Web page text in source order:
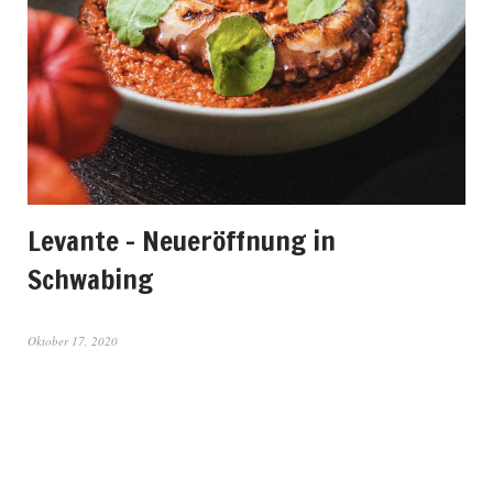
Levante – Neueröffnung in
Schwabing
Oktober 17, 2020